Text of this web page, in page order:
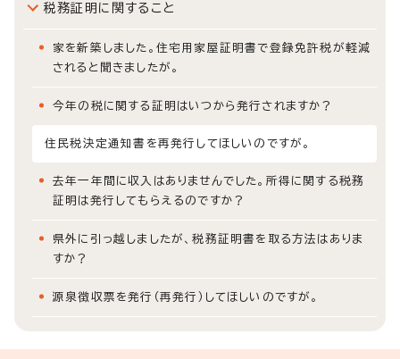
税務証明に関すること
家を新築しました。住宅用家屋証明書で登録免許税が軽減
されると聞きましたが。
今年の税に関する証明はいつから発行されますか？
住民税決定通知書を再発行してほしいのですが。
去年一年間に収入はありませんでした。所得に関する税務
証明は発行してもらえるのですか？
県外に引っ越しましたが、税務証明書を取る方法はありま
すか？
源泉徴収票を発行（再発行）してほしいのですが。